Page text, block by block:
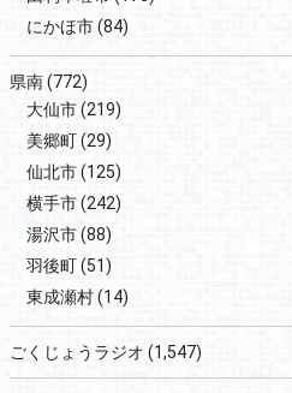
にかほ市(84)
県南(772)
大仙市(219)
美郷町(29)
仙北市(125)
横手市(242)
湯沢市(88)
羽後町(51)
東成瀬村(14)
ごくじょうラジオ (1,547)